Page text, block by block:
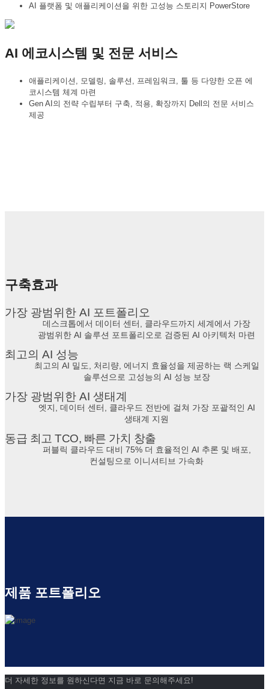
AI 플랫폼 및 애플리케이션을 위한 고성능 스토리지 PowerStore
AI 에코시스템 및 전문 서비스
애플리케이션, 모델링, 솔루션, 프레임워크, 툴 등 다양한 오픈 에
코시스템 체계 마련
Gen AI의 전략 수립부터 구축, 적용, 확장까지 Dell의 전문 서비스
제공
구축효과
가장 광범위한 AI 포트폴리오
데스크톱에서 데이터 센터, 클라우드까지 세계에서 가장
광범위한 AI 솔루션 포트폴리오로 검증된 AI 아키텍처 마련
최고의 AI 성능
최고의 AI 밀도, 처리량, 에너지 효율성을 제공하는 랙 스케일
솔루션으로 고성능의 AI 성능 보장
가장 광범위한 AI 생태계
엣지, 데이터 센터, 클라우드 전반에 걸쳐 가장 포괄적인 AI
생태계 지원
동급 최고 TCO, 빠른 가치 창출
퍼블릭 클라우드 대비 75% 더 효율적인 AI 추론 및 배포,
컨설팅으로 이니셔티브 가속화
제품 포트폴리오
더 자세한 정보를 원하신다면 지금 바로 문의해주세요!